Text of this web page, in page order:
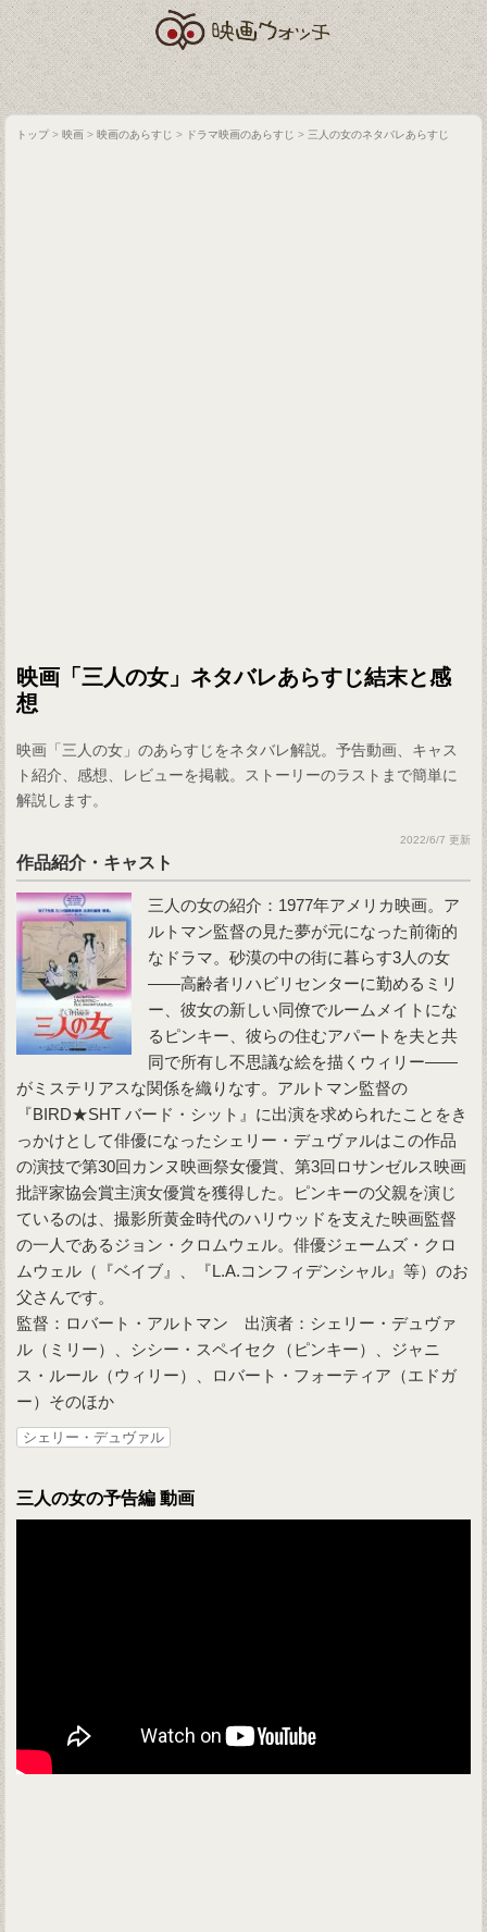
トップ>映画 >映画のあらすじ > ドラマ映画のあらすじ > 三人の女のネタバレあらすじ
映画「三人の女」ネタバレあらすじ結末と感
想
映画「三人の女」のあらすじをネタバレ解説。予告動画、キャス
ト紹介、感想、レビューを掲載。ストーリーのラストまで簡単に
解説します。
2022/6/7 更新
作品紹介・キャスト
三人の女の紹介：1977年アメリカ映画。ア
ルトマン監督の見た夢が元になった前衛的
なドラマ。砂漠の中の街に暮らす3人の女
――高齢者リハビリセンターに勤めるミリ
ー、彼女の新しい同僚でルームメイトにな
るピンキー、彼らの住むアパートを夫と共
同で所有し不思議な絵を描くウィリー――
がミステリアスな関係を織りなす。アルトマン監督の
『BIRD★SHT バード・シット』に出演を求められたことをき
っかけとして俳優になったシェリー・デュヴァルはこの作品
の演技で第30回カンヌ映画祭女優賞、第3回ロサンゼルス映画
批評家協会賞主演女優賞を獲得した。ピンキーの父親を演じ
ているのは、撮影所黄金時代のハリウッドを支えた映画監督
の一人であるジョン・クロムウェル。俳優ジェームズ・クロ
ムウェル（『ベイブ』、『L.A.コンフィデンシャル』等）のお
父さんです。
監督：ロバート・アルトマン 出演者：シェリー・デュヴァ
ル（ミリー）、シシー・スペイセク（ピンキー）、ジャニ
ス・ルール（ウィリー）、ロバート・フォーティア（エドガ
ー）そのほか
シェリー・デュヴァル
三人の女の予告編 動画